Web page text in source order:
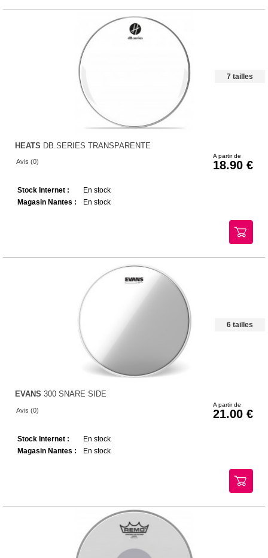
7 tailles
HEATS DB.SERIES TRANSPARENTE
Avis (0)
A partir de
18.90
Stock Internet :
En stock
Magasin Nantes :
En stock
6 tailles
EVANS 300 SNARE SIDE
Avis (0)
A partir de
21.00
Stock Internet :
En stock
Magasin Nantes :
En stock